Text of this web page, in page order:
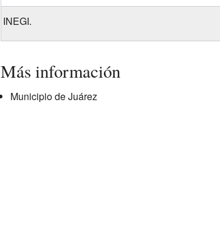
INEGI.
Más información
Municipio de Juárez